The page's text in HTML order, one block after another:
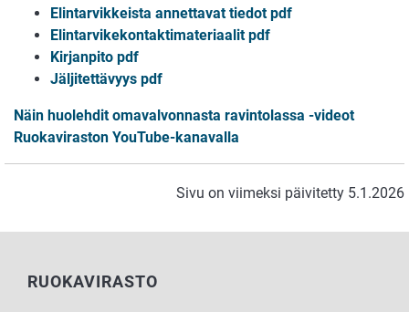
Elintarvikkeista annettavat tiedot pdf
Elintarvikekontaktimateriaalit pdf
Kirjanpito pdf
Jäljitettävyys pdf
Näin huolehdit omavalvonnasta ravintolassa -videot
Ruokaviraston YouTube-kanavalla
Sivu on viimeksi päivitetty 5.1.2026
RUOKAVIRASTO